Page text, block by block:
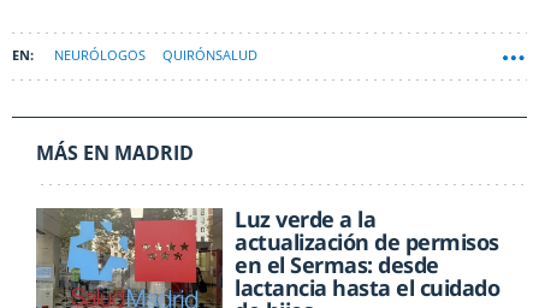
NEURÓLOGOS QUIRÓNSALUD
MÁS EN MADRID
Luz verde a la
actualización de permisos
en el Sermas: desde
lactancia hasta el cuidado